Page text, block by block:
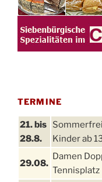
TERMINE
21. bis
28.8.
Kinder ab
29.08.
Damen
Tennisplatz